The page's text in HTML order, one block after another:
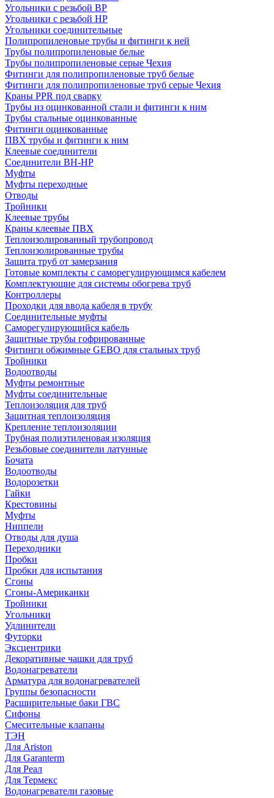
Угольники с резьбой ВР
Угольники с резьбой НР
Угольники соединительные
Полипропиленовые трубы и фитинги к ней
Трубы полипропиленовые белые
Трубы полипропиленовые серые Чехия
Фитинги для полипропиленовые труб белые
Фитинги для полипропиленовые труб серые Чехия
Краны PPR под сварку
Трубы из оцинкованной стали и фитинги к ним
Трубы стальные оцинкованные
Фитинги оцинкованные
ПВХ трубы и фитинги к ним
Клеевые соединители
Соединители ВН-НР
Муфты
Муфты переходные
Отводы
Тройники
Клеевые трубы
Краны клеевые ПВХ
Теплоизолированный трубопровод
Теплоизолированные трубы
Защита труб от замерзания
Готовые комплекты с саморегулирующимся кабелем
Комплектующие для системы обогрева труб
Контроллеры
Проходки для ввода кабеля в трубу
Соединительные муфты
Саморегулирующийся кабель
Защитные трубы гофрированные
Фитинги обжимные GEBO для стальных труб
Тройники
Водоотводы
Муфты ремонтные
Муфты соединительные
Теплоизоляция для труб
Защитная теплоизоляция
Крепление теплоизоляции
Трубная полиэтиленовая изоляция
Резьбовые соединители латунные
Бочата
Водоотводы
Водорозетки
Гайки
Крестовины
Муфты
Ниппели
Отводы для душа
Переходники
Пробки
Пробки для испытания
Сгоны
Сгоны-Американки
Тройники
Угольники
Удлинители
Футорки
Эксцентрики
Декоративные чашки для труб
Водонагреватели
Арматура для водонагревателей
Группы безопасности
Расширительные баки ГВС
Сифоны
Смесительные клапаны
ТЭН
Для Ariston
Для Garanterm
Для Реал
Для Термекс
Водонагреватели газовые